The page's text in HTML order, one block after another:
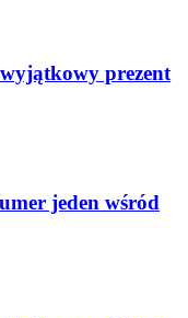
prezent
jeden wśród